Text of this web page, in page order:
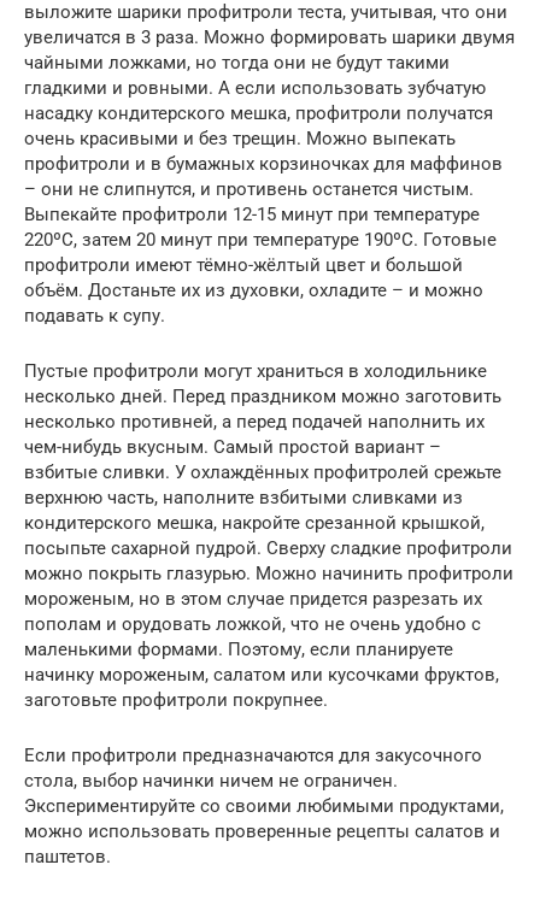
выложите шарики профитроли теста, учитывая, что они
увеличатся в 3 раза. Можно формировать шарики двумя
чайными ложками, но тогда они не будут такими
гладкими и ровными. А если использовать зубчатую
насадку кондитерского мешка, профитроли получатся
очень красивыми и без трещин. Можно выпекать
профитроли и в бумажных корзиночках для маффинов
– они не слипнутся, и противень останется чистым.
Выпекайте профитроли 12-15 минут при температуре
220ºС, затем 20 минут при температуре 190ºС. Готовые
профитроли имеют тёмно-жёлтый цвет и большой
объём. Достаньте их из духовки, охладите – и можно
подавать к супу.
Пустые профитроли могут храниться в холодильнике
несколько дней. Перед праздником можно заготовить
несколько противней, а перед подачей наполнить их
чем-нибудь вкусным. Самый простой вариант –
взбитые сливки. У охлаждённых профитролей срежьте
верхнюю часть, наполните взбитыми сливками из
кондитерского мешка, накройте срезанной крышкой,
посыпьте сахарной пудрой. Сверху сладкие профитроли
можно покрыть глазурью. Можно начинить профитроли
мороженым, но в этом случае придется разрезать их
пополам и орудовать ложкой, что не очень удобно с
маленькими формами. Поэтому, если планируете
начинку мороженым, салатом или кусочками фруктов,
заготовьте профитроли покрупнее.
Если профитроли предназначаются для закусочного
стола, выбор начинки ничем не ограничен.
Экспериментируйте со своими любимыми продуктами,
можно использовать проверенные рецепты салатов и
паштетов.